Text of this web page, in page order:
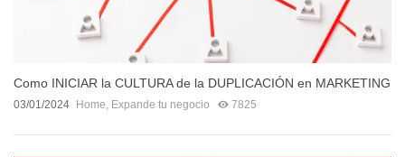
Como INICIAR la CULTURA de la DUPLICACIÓN en MARKETING
MULTINIVEL
03/01/2024 Home, Expande tu negocio 7825